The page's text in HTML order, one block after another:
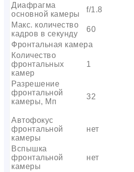
Диафрагма
основной камеры
f/1.8
Макс. количество
кадров в секунду
60
Фронтальная камера
Количество
фронтальных
камер
1
Разрешение
фронтальной
камеры, Мп
32
Автофокус
фронтальной
камеры
нет
Вспышка
фронтальной
камеры
нет